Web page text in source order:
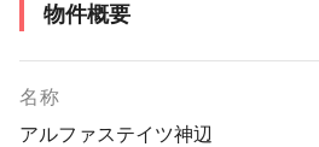
物件概要
名称
アルファステイツ神辺